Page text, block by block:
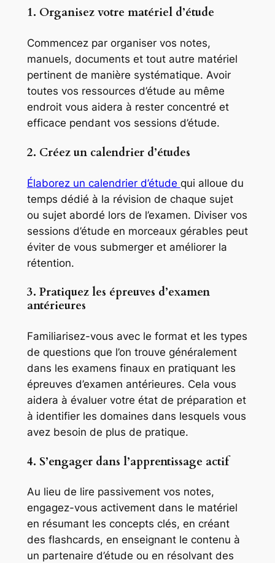
1. Organisez votre matériel d’étude
Commencez par organiser vos notes,
manuels, documents et tout autre matériel
pertinent de manière systématique. Avoir
toutes vos ressources d’étude au même
endroit vous aidera à rester concentré et
efficace pendant vos sessions d’étude.
2. Créez un calendrier d’études
Élaborez un calendrier d’étude qui alloue du
temps dédié à la révision de chaque sujet
ou sujet abordé lors de l’examen. Diviser vos
sessions d’étude en morceaux gérables peut
éviter de vous submerger et améliorer la
rétention.
3. Pratiquez les épreuves d’examen
antérieures
Familiarisez-vous avec le format et les types
de questions que l’on trouve généralement
dans les examens finaux en pratiquant les
épreuves d’examen antérieures. Cela vous
aidera à évaluer votre état de préparation et
à identifier les domaines dans lesquels vous
avez besoin de plus de pratique.
4. S’engager dans l’apprentissage actif
Au lieu de lire passivement vos notes,
engagez-vous activement dans le matériel
en résumant les concepts clés, en créant
des flashcards, en enseignant le contenu à
un partenaire d’étude ou en résolvant des